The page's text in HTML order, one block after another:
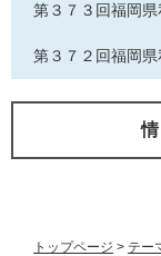
トップページ > テー
第３７３回福岡
第３７２回福岡